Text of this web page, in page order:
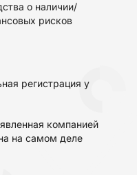
о наличии/
рисков
регистрация у
компанией
на самом деле